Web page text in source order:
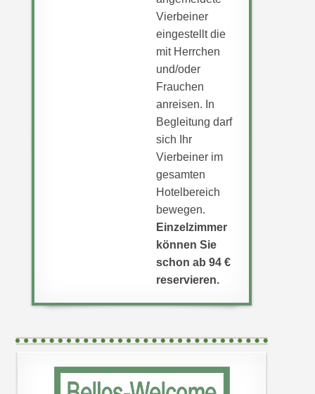
Vierbeiner
eingestellt die
mit Herrchen
und/oder
Frauchen
anreisen. In
Begleitung darf
sich Ihr
Vierbeiner im
gesamten
Hotelbereich
bewegen.
Einzelzimmer
können Sie
schon ab 94 €
reservieren.